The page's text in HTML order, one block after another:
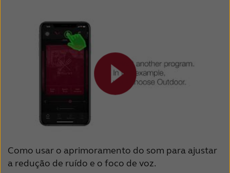
Como usar o aprimoramento do som para ajustar
a redução de ruído e o foco de voz.